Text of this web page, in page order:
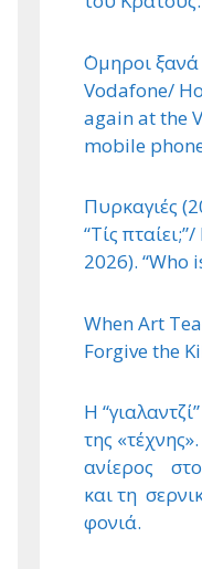
΄Ομηροι ξανά
Vodafone/
again at the
mobile
Πυρκαγιές
“Τίς
2026). “Who
When Art
Forgive the
Η
της «τέχνης».
ανίερος στο
και τη
φονιά.